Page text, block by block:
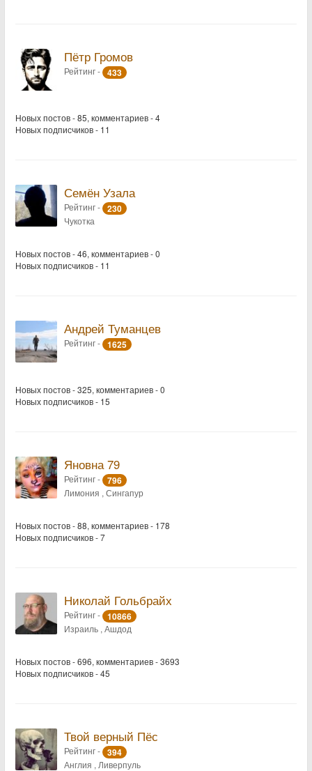
Пётр Громов
Рейтинг - 433
Новых постов - 85, комментариев - 4
Новых подписчиков - 11
Семён Узала
Рейтинг - 230
Чукотка
Новых постов - 46, комментариев - 0
Новых подписчиков - 11
Андрей Туманцев
Рейтинг - 1625
Новых постов - 325, комментариев - 0
Новых подписчиков - 15
Яновна 79
Рейтинг - 796
Лимония , Сингапур
Новых постов - 88, комментариев - 178
Новых подписчиков - 7
Николай Гольбрайх
Рейтинг - 10866
Израиль , Ашдод
Новых постов - 696, комментариев - 3693
Новых подписчиков - 45
Твой верный Пёс
Рейтинг - 394
Англия , Ливерпуль